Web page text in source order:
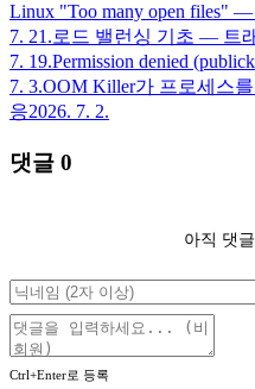
Linux "Too many open files"
7. 21.로드 밸런싱 기초 — 트
7. 19.Permission denied
7. 3.OOM Killer가 프로세스
응2026. 7. 2.
댓글 0
아직 댓
Ctrl+Enter로 등록